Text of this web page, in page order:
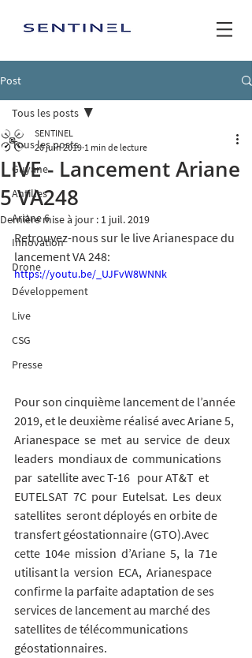
Post
Tous les posts
Guyane
Antilles
Ariane 6
Innovation
Drone
Développement
Live
CSG
Presse
Tous les posts
LIVE - Lancement Ariane
5 VA248
SENTINEL
20 juin 2019 1 min de lecture
Dernière mise à jour : 1 juil. 2019
Retrouvez-nous sur le live Arianespace du
lancement VA 248:
https://youtu.be/_UJFvW8WNNk
Pour son cinquième lancement de l’année
2019, et le deuxième réalisé avec Ariane 5,
Arianespace  se  met  au  service  de  deux
leaders  mondiaux de  communications
par  satellite avec T-16   pour AT&T  et
EUTELSAT  7C  pour  Eutelsat.  Les  deux
satellites  seront déployés en orbite de
transfert géostationnaire (GTO).Avec
cette  104e  mission  d’Ariane  5,  la  71e
utilisant la  version  ECA,  Arianespace
confirme la parfaite adaptation de ses
services de lancement au marché des
satellites de télécommunications
géostationnaires.